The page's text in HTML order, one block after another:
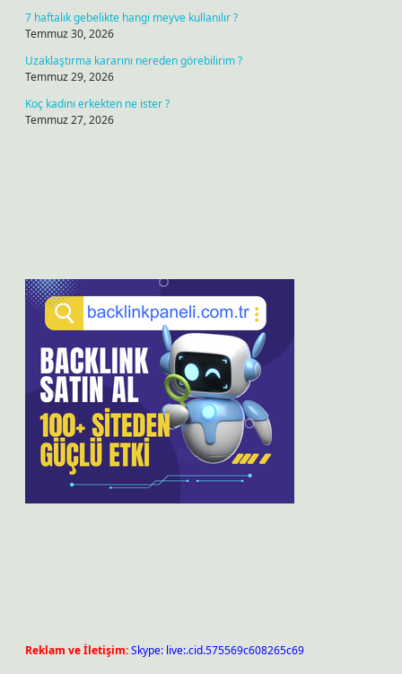
7 haftalık gebelikte hangi meyve kullanılır ?
Temmuz 30, 2026
Uzaklaştırma kararını nereden görebilirim ?
Temmuz 29, 2026
Koç kadını erkekten ne ister ?
Temmuz 27, 2026
Reklam ve İletişim:Skype: live:.cid.575569c608265c69